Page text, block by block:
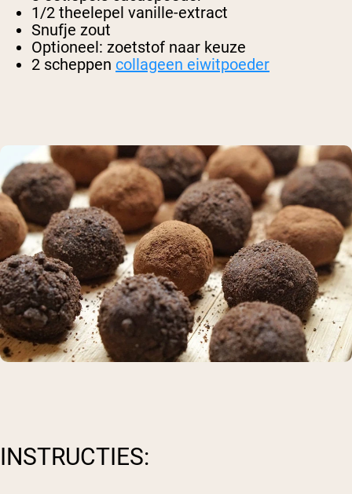
1/2 theelepel vanille-extract
Snufje zout
Optioneel: zoetstof naar keuze
2 scheppen collageen eiwitpoeder
INSTRUCTIES: